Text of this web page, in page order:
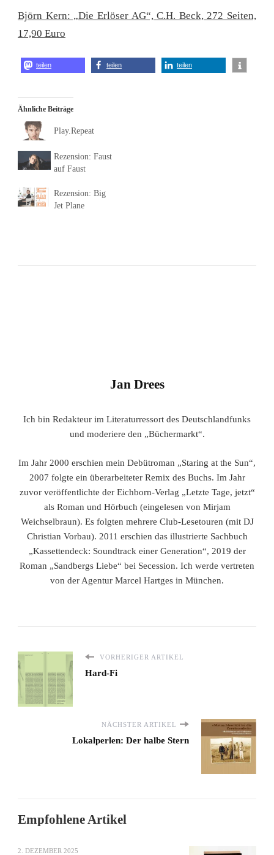
Björn Kern: „Die Erlöser AG“, C.H. Beck, 272 Seiten,
17,90 Euro
teilen teilen teilen
Ähnliche Beiträge
Play.Repeat
Rezension: Faust
auf Faust
Rezension: Big
Jet Plane
Jan Drees
Ich bin Redakteur im Literaturressort des Deutschlandfunks
und moderiere den „Büchermarkt“.
Im Jahr 2000 erschien mein Debütroman „Staring at the Sun“,
2007 folgte ein überarbeiteter Remix des Buchs. Im Jahr
zuvor veröffentlichte der Eichborn-Verlag „Letzte Tage, jetzt“
als Roman und Hörbuch (eingelesen von Mirjam
Weichselbraun). Es folgten mehrere Club-Lesetouren (mit DJ
Christian Vorbau). 2011 erschien das illustrierte Sachbuch
„Kassettendeck: Soundtrack einer Generation“, 2019 der
Roman „Sandbergs Liebe“ bei Secession. Ich werde vertreten
von der Agentur Marcel Hartges in München.
VORHERIGER ARTIKEL
Hard-Fi
NÄCHSTER ARTIKEL
Lokalperlen: Der halbe Stern
Empfohlene Artikel
2. DEZEMBER 2025